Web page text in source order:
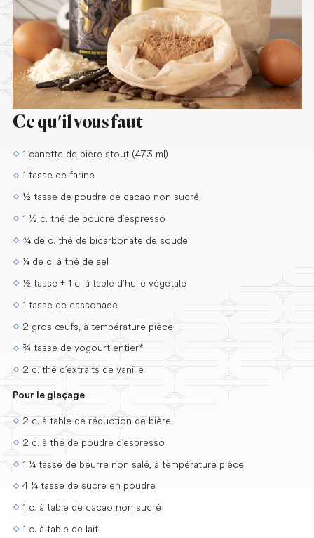
Ce qu'il vous faut
1 canette de bière stout (473 ml)
1 tasse de farine
½ tasse de poudre de cacao non sucré
1 ½ c. thé de poudre d’espresso
¾ de c. thé de bicarbonate de soude
¼ de c. à thé de sel
½ tasse + 1 c. à table d’huile végétale
1 tasse de cassonade
2 gros œufs, à température pièce
¾ tasse de yogourt entier*
2 c. thé d’extraits de vanille
Pour le glaçage
2 c. à table de réduction de bière
2 c. à thé de poudre d’espresso
1 ¼ tasse de beurre non salé, à température pièce
4 ¼ tasse de sucre en poudre
1 c. à table de cacao non sucré
1 c. à table de lait